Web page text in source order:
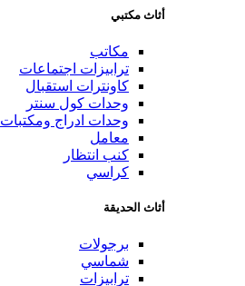
أثاث مكتبي
مكاتب
ترابيزات اجتماعات
كاونترات استقبال
وحدات كول سنتر
وحدات ادراج ومكتبات
معامل
كنب انتظار
كراسي
أثاث الحديقة
برجولات
شماسي
ترابيزات